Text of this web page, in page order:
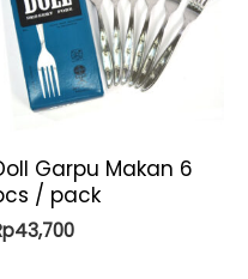
Garpu Makan 6
/ pack
43,700